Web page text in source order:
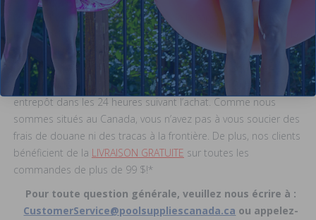
Nos clients sont toujours étonnés de la rapidité avec laquelle
leurs produits arrivent. Nous expédions très rapidement! De la
côte Est à la côte Ouest du Canada, et partout entre les deux,
nous sommes fiers d’acheminer nos produits jusqu’à votre
porte rapidement. La plupart des commandes quittent notre
entrepôt dans les 24 heures suivant l’achat. Comme nous
sommes situés au Canada, vous n’avez pas à vous soucier des
frais de douane ni des tracas à la frontière. De plus, nos clients
bénéficient de la LIVRAISON GRATUITE sur toutes les
commandes de plus de 99 $!*
Pour toute question générale, veuillez nous écrire à :
CustomerService@poolsuppliescanada.ca ou appelez-